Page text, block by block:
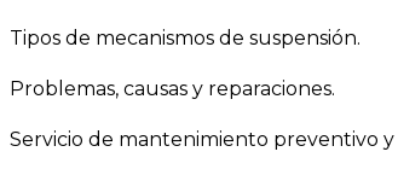
Tipos de mecanismos de suspensión.
Problemas, causas y reparaciones.
Servicio de mantenimiento preventivo